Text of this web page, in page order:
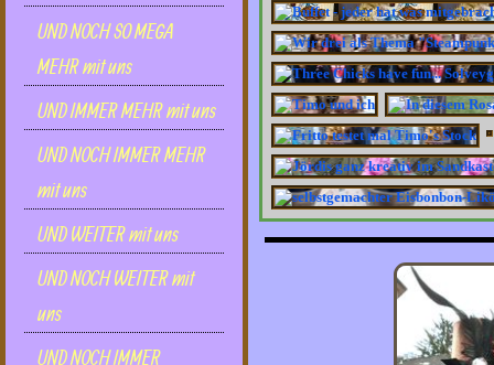
UND NOCH SO MEGA
MEHR mit uns
UND IMMER MEHR mit uns
UND NOCH IMMER MEHR
mit uns
UND WEITER mit uns
UND NOCH WEITER mit
uns
UND NOCH IMMER